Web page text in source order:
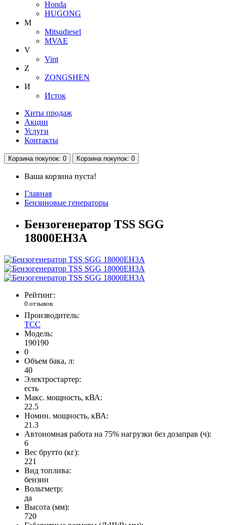
Honda
HUGONG
M
Mitsudiesel
MVAE
V
Vint
Z
ZONGSHEN
И
Исток
Хиты продаж
Акции
Услуги
Контакты
Корзинапокупок: 0 Корзинапокупок: 0
Ваша корзина пуста!
Главная
Бензиновые генераторы
Бензогенератор TSS SGG
18000EH3A
Рейтинг:
0 отзывов
Производитель:
ТСС
Модель:
190190
0
Объем бака, л:
40
Электростартер:
есть
Макс. мощность, кВА:
22.5
Номин. мощность, кВА:
21.3
Автономная работа на 75% нагрузки без дозаправ (ч):
6
Вес брутто (кг):
221
Вид топлива:
бензин
Вольтметр:
да
Высота (мм):
720